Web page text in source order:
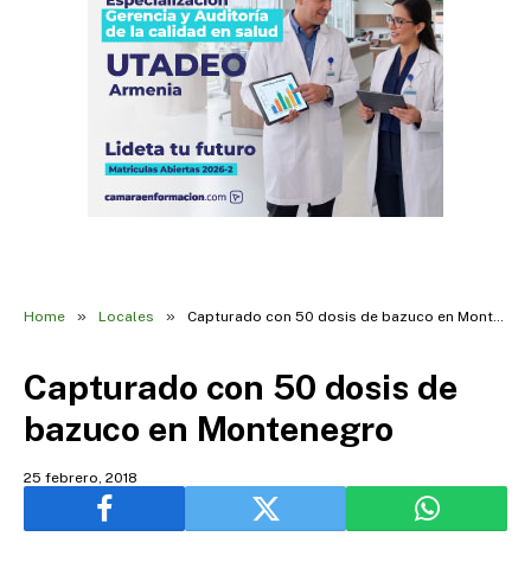
Home » Locales » Capturado con 50 dosis de bazuco en Montenegro
Capturado con 50 dosis de
bazuco en Montenegro
25 febrero, 2018